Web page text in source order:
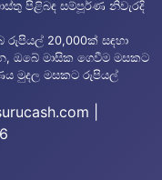
ක්ෂණික මුදල් ණය
කරන තාක්,
සහ ඔබට අවශ්‍ය
කිරීමට ඉඩ සලසයි.
Cash ඔබට හදිසි
පිළිබඳ සම්පූර්ණ නිවැරදි
රුපියල් 20,000ක් සඳහා
ඔබේ මාසික ගෙවීම මසකට
මුදල මසකට රුපියල්
|